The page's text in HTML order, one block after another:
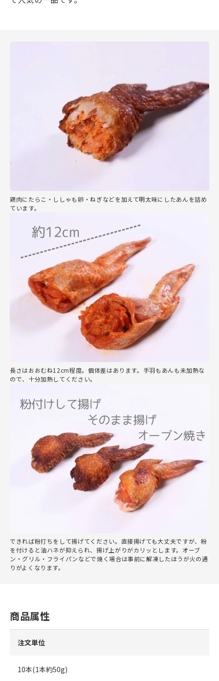
鶏肉にたらこ・ししゃも卵・ねぎなどを加えて明太味にしたあんを詰め
ています。
長さはおおむね12cm程度。個体差はあります。手羽もあんも未加熱な
ので、十分加熱してください。
できれば粉打ちをして揚げてください。直接揚げても大丈夫ですが、粉
を付けると油ハネが抑えられ、揚げ上がりがカリッとします。オーブ
ン・グリル・フライパンなどで焼く場合は事前に解凍したほうが火の通
りがよくなります。
商品属性
注文単位
10本(1本約50g)